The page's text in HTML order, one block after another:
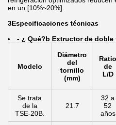
en un [10%~20%].
3Especificaciones técnicas
- ¿ Qué?b Extructor de doble
Modelo
Diámetro
del
tornillo
(mm)
Ratio
de
L/D
Se trata
de la
TSE-20B.
21.7
32 a
52
años